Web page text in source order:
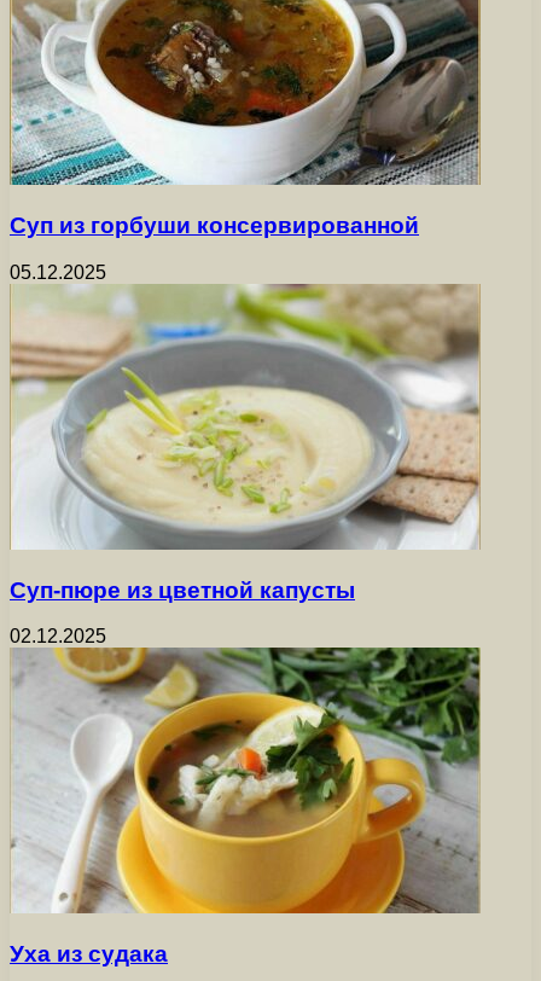
Суп из горбуши консервированной
05.12.2025
Суп-пюре из цветной капусты
02.12.2025
Уха из судака